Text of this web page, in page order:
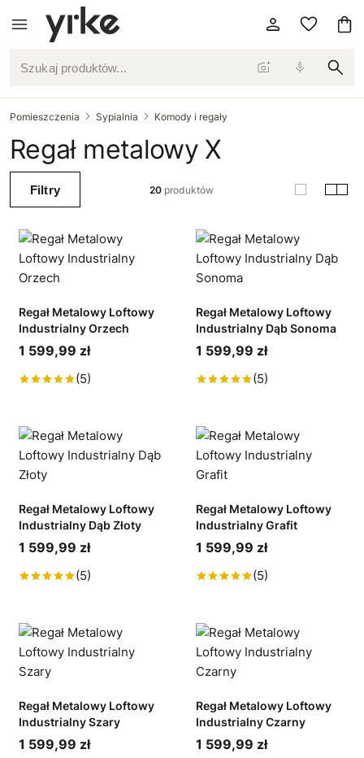
Szukaj produktów...
Pomieszczenia Sypialnia Komody i regały
Regał metalowy X
Filtry 20produktów
Regał Metalowy Loftowy
Industrialny Orzech
1 599,99 zł
(5)
Regał Metalowy Loftowy
Industrialny Dąb Sonoma
1 599,99 zł
(5)
Regał Metalowy Loftowy
Industrialny Dąb Złoty
1 599,99 zł
(5)
Regał Metalowy Loftowy
Industrialny Grafit
1 599,99 zł
(5)
Regał Metalowy Loftowy
Industrialny Szary
1 599,99 zł
Regał Metalowy Loftowy
Industrialny Czarny
1 599,99 zł